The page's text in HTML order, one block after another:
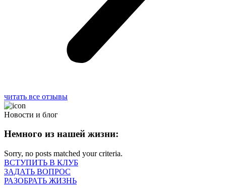
читать все отзывы
Новости и блог
Немного из нашей жизни:
Sorry, no posts matched your criteria.
ВСТУПИТЬ В КЛУБ
ЗАДАТЬ ВОПРОС
РАЗОБРАТЬ ЖИЗНЬ